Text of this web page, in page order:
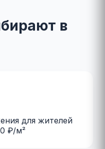
в
для жителей
₽/м²